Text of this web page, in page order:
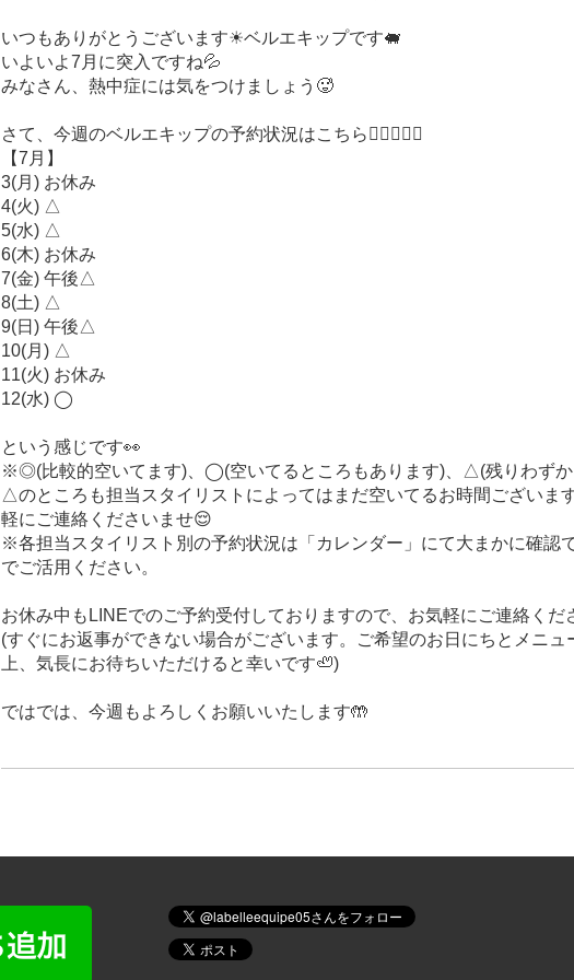
いつもありがとうございます☀︎ベルエキップです🐖
いよいよ7月に突入ですね💦
みなさん、熱中症には気をつけましょう🥵
さて、今週のベルエキップの予約状況はこちら💁🏻‍♀️💁‍♂️
【7月】
3(月) お休み
4(火) △
5(水) △
6(木) お休み
7(金) 午後△
8(土) △
9(日) 午後△
10(月) △
11(火) お休み
12(水) ◯
という感じです👀
※◎(比較的空いてます)、◯(空いてるところもあります)、△(残りわず
△のところも担当スタイリストによってはまだ空いてるお時間ございま
軽にご連絡くださいませ😌
※各担当スタイリスト別の予約状況は「カレンダー」にて大まかに確認
でご活用ください。
お休み中もLINEでのご予約受付しておりますので、お気軽にご連絡くだ
(すぐにお返事ができない場合がございます。ご希望のお日にちとメニュ
上、気長にお待ちいただけると幸いです🦥)
ではでは、今週もよろしくお願いいたします🤲